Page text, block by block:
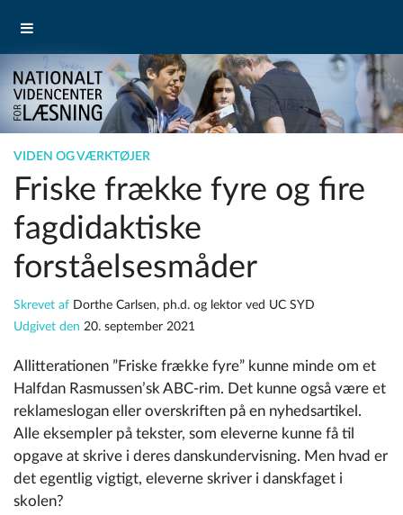
VIDEN OG VÆRKTØJER
Friske frække fyre og fire
fagdidaktiske
forståelsesmåder
Skrevet af Dorthe Carlsen, ph.d. og lektor ved UC SYD
Udgivet den 20. september 2021
Allitterationen ”Friske frække fyre” kunne minde om et
Halfdan Rasmussen’sk ABC-rim. Det kunne også være et
reklameslogan eller overskriften på en nyhedsartikel.
Alle eksempler på tekster, som eleverne kunne få til
opgave at skrive i deres danskundervisning. Men hvad er
det egentlig vigtigt, eleverne skriver i danskfaget i
skolen?